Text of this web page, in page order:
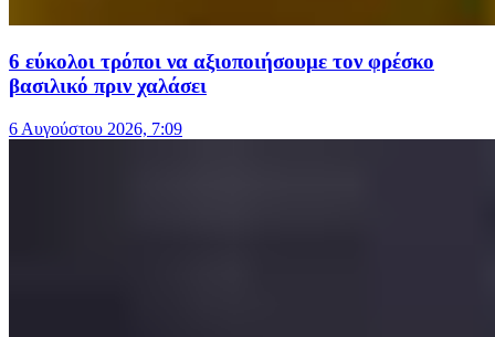
6 εύκολοι τρόποι να αξιοποιήσουμε τον φρέσκο
βασιλικό πριν χαλάσει
6 Αυγούστου 2026, 7:09